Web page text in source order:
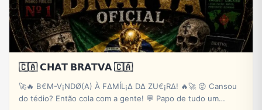
🇨🇦 𝗖𝗛𝗔𝗧 𝗕𝗥𝗔𝗧𝗩𝗔 🇨🇦
🚀🔥 B€M-V¡NDØ(A) À FΔMÍL¡Δ DΔ ZU€¡RΔ! 🔥🚀 😜 Cansou
do tédio? Então cola com a gente! 💬 Papo de tudo um